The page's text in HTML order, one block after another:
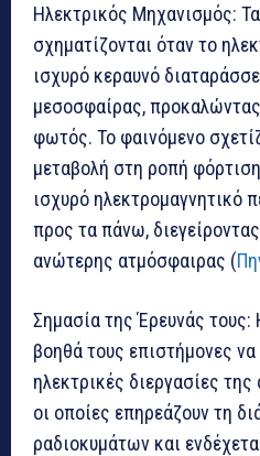
Ηλεκτρικός Μηχανισμός:
σχηματίζονται όταν το
ισχυρό κεραυνό
μεσοσφαίρας,
φωτός. Το φαινόμενο
μεταβολή στη ροπή
ισχυρό ηλεκτρομαγνητικό
προς τα πάνω,
ανώτερης ατμόσφαιρας (
Σημασία της Έρευνάς
βοηθά τους επιστήμονες
ηλεκτρικές διεργασίες
οι οποίες επηρεάζουν τη
ραδιοκυμάτων και